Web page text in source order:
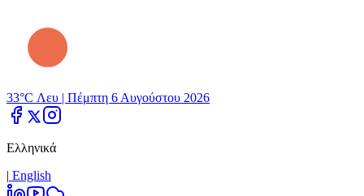
33°C Λευ | Πέμπτη 6 Αυγούστου 2026
Ελληνικά
| Εnglish